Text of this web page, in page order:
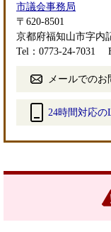
市議会事務局
〒620-8501
京都府福知山市字内
Tel：0773-24-7031
メールでの
24時間対応
リ